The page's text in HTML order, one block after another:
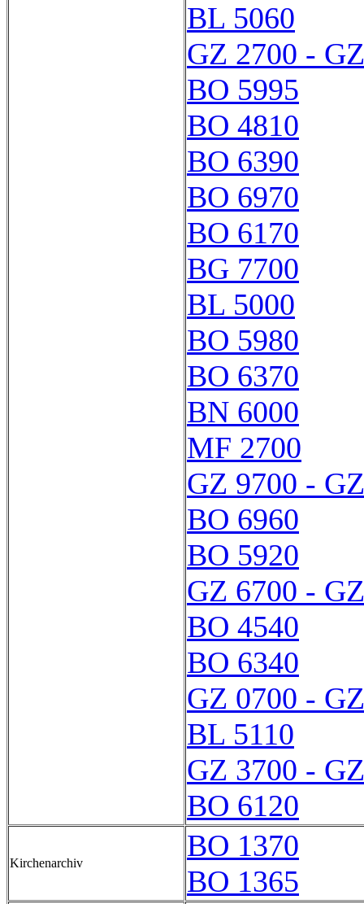
BL 5060
GZ 2700 -
BO 5995
BO 4810
BO 6390
BO 6970
BO 6170
BG 7700
BL 5000
BO 5980
BO 6370
BN 6000
MF 2700
GZ 9700 -
BO 6960
BO 5920
GZ 6700 -
BO 4540
BO 6340
GZ 0700 -
BL 5110
GZ 3700 -
BO 6120
Kirchenarchiv
BO 1370
BO 1365